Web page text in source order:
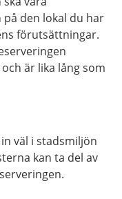
den lokal du har
förutsättningar.
är lika lång som
väl i stadsmiljön
kan ta del av